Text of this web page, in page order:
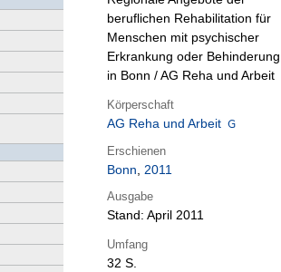
beruflichen Rehabilitation für
Menschen mit psychischer
Erkrankung oder Behinderung
in Bonn / AG Reha und Arbeit
Körperschaft
AG Reha und Arbeit
Erschienen
Bonn, 2011
Ausgabe
Stand: April 2011
Umfang
32 S.